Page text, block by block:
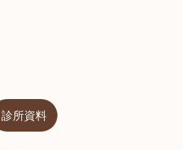
診所資料